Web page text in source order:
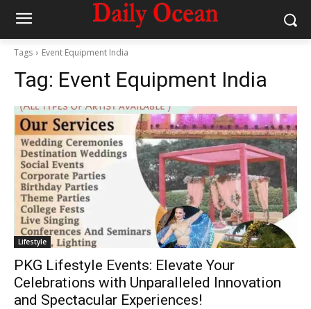
Tags Event Equipment India
Tag: Event Equipment India
Lifestyle
PKG Lifestyle Events: Elevate Your
Celebrations with Unparalleled Innovation
and Spectacular Experiences!